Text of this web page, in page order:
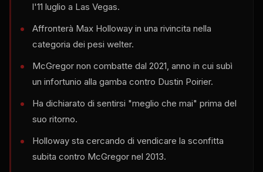
l'11 luglio a Las Vegas.
Affronterà Max Holloway in una rivincita nella
categoria dei pesi welter.
McGregor non combatte dal 2021, anno in cui subì
un infortunio alla gamba contro Dustin Poirier.
Ha dichiarato di sentirsi "meglio che mai" prima del
suo ritorno.
Holloway sta cercando di vendicare la sconfitta
subita contro McGregor nel 2013.